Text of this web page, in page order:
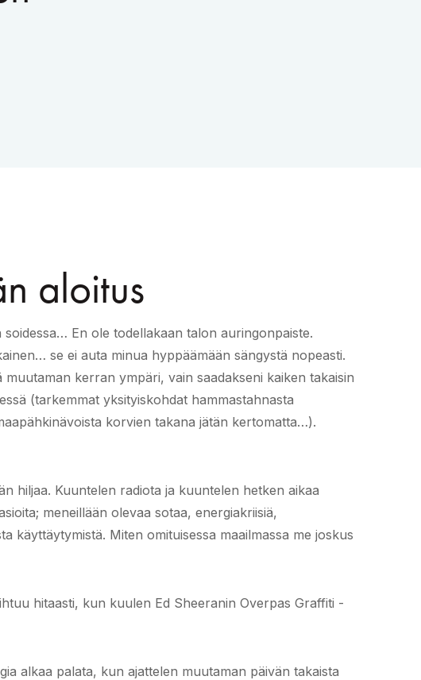
aloitus
En ole todellakaan talon auringonpaiste.
se ei auta minua hyppäämään sängystä nopeasti.
muutaman kerran ympäri, vain saadakseni kaiken takaisin
(tarkemmat yksityiskohdat hammastahnasta
korvien takana jätän kertomatta…).
hiljaa. Kuuntelen radiota ja kuuntelen hetken aikaa
meneillään olevaa sotaa, energiakriisiä,
käyttäytymistä. Miten omituisessa maailmassa me joskus
hitaasti, kun kuulen Ed Sheeranin Overpas Graffiti -
alkaa palata, kun ajattelen muutaman päivän takaista